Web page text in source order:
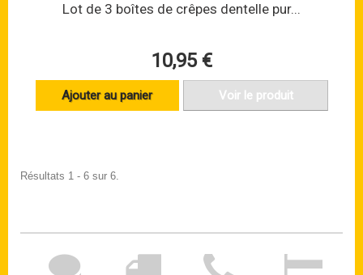
Lot de 3 boîtes de crêpes dentelle pur...
10,95 €
Ajouter au panier Voir le produit
Résultats 1 - 6 sur 6.